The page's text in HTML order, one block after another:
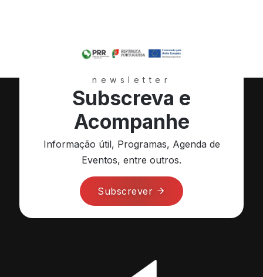
newsletter
Subscreva e
Acompanhe
Informação útil, Programas, Agenda de
Eventos, entre outros.
Subscrever